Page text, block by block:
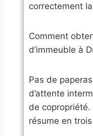
correctement
​Comment
d’immeuble à
​Pas de
d’attente
de
résume en